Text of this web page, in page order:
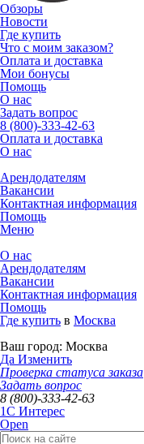
Обзоры
Новости
Где купить
Что с моим заказом?
Оплата и доставка
Мои бонусы
Помощь
О нас
Задать вопрос
8 (800)-333-42-63
Оплата и доставка
О нас
Арендодателям
Вакансии
Контактная информация
Помощь
Меню
О нас
Арендодателям
Вакансии
Контактная информация
Помощь
Где купить в Москва
Ваш город: Москва
Да Изменить
Проверка статуса заказа
Задать вопрос
8 (800)-333-42-63
1C Интерес
Open